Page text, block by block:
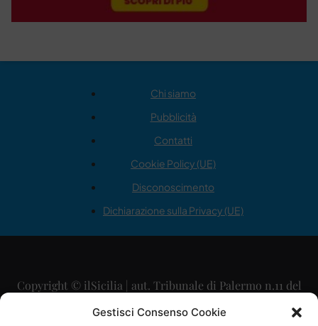
Gestisci Consenso Cookie
Chi siamo
Pubblicità
Contatti
Cookie Policy (UE)
Disconoscimento
Dichiarazione sulla Privacy (UE)
Copyright © ilSicilia | aut. Tribunale di Palermo n.11 del
29/09/2015